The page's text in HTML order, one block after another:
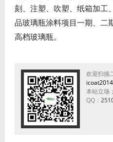
刻、注塑、吹塑、纸箱加工
品玻璃瓶涂料项目一期、二
高档玻璃瓶。
欢迎扫描
icoat2014
本站立场
QQ：